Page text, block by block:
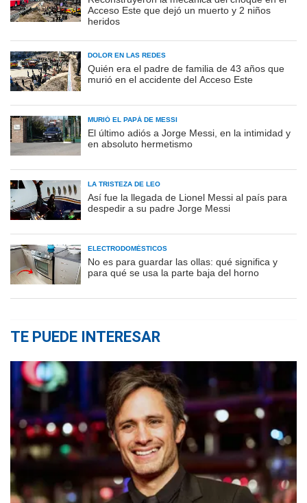
Acceso Este que dejó un muerto y 2 niños
heridos
DOLOR EN LAS REDES
Quién era el padre de familia de 43 años que
murió en el accidente del Acceso Este
MURIÓ EL PAPÁ DE MESSI
El último adiós a Jorge Messi, en la intimidad y
en absoluto hermetismo
LA TRISTEZA DE LEO
Así fue la llegada de Lionel Messi al país para
despedir a su padre Jorge Messi
ELECTRODOMÉSTICOS
No es para guardar las ollas: qué significa y
para qué se usa la parte baja del horno
TE PUEDE INTERESAR